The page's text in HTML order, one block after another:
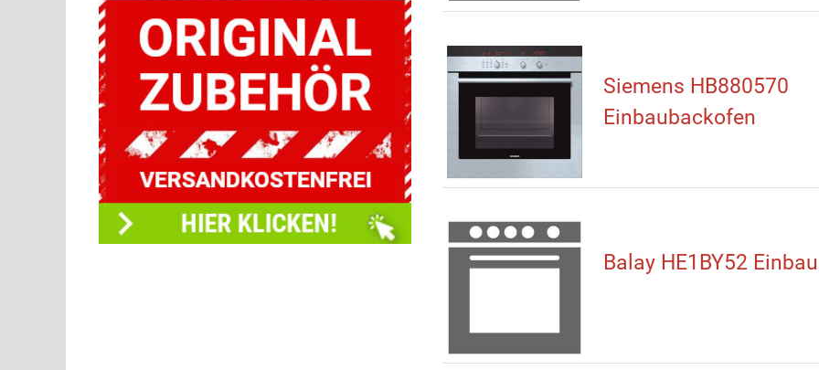
Siemens HB880570
Einbaubackofen
Balay HE1BY52